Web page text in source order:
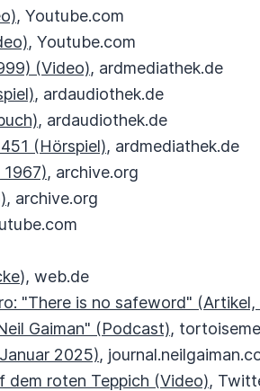
, Youtube.com
, Youtube.com
(Video), ardmediathek.de
, ardaudiothek.de
, ardaudiothek.de
(Hörspiel), ardmediathek.de
, archive.org
, archive.org
), web.de
"There is no safeword"
Gaiman" (Podcast),
2025),
roten Teppich (Video),